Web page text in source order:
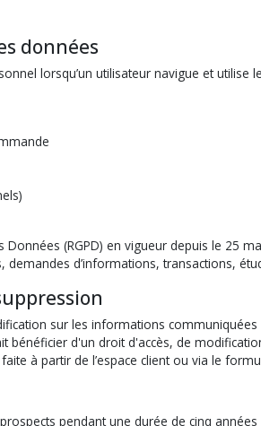
données
lorsqu’un utilisateur navigue et
Données (RGPD) en vigueur depuis le
d’informations, transactions,
sur les informations
bénéficier d'un droit d'accès, de
à partir de l’espace client ou via le
pendant une durée de cinq